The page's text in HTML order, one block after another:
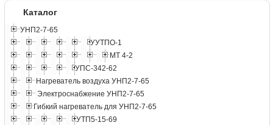
Каталог
УНП2-7-65
УУТПО-1
МТ 4-2
УПС-342-62
Нагреватель воздуха УНП2-7-65
Электроснабжение УНП2-7-65
Гибкий нагреватель для УНП2-7-65
УТП5-15-69